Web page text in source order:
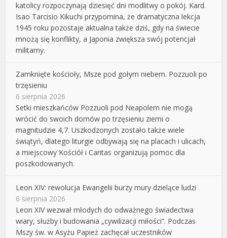
katolicy rozpoczynają dziesięć dni modlitwy o pokój. Kard.
Isao Tarcisio Kikuchi przypomina, że dramatyczna lekcja
1945 roku pozostaje aktualna także dziś, gdy na świecie
mnożą się konflikty, a Japonia zwiększa swój potencjał
militarny.
Zamknięte kościoły, Msze pod gołym niebem. Pozzuoli po
trzęsieniu
6 sierpnia 2026
Setki mieszkańców Pozzuoli pod Neapolem nie mogą
wrócić do swoich domów po trzęsieniu ziemi o
magnitudzie 4,7. Uszkodzonych zostało także wiele
świątyń, dlatego liturgie odbywają się na placach i ulicach,
a miejscowy Kościół i Caritas organizują pomoc dla
poszkodowanych.
Leon XIV: rewolucja Ewangelii burzy mury dzielące ludzi
6 sierpnia 2026
Leon XIV wezwał młodych do odważnego świadectwa
wiary, służby i budowania „cywilizacji miłości”. Podczas
Mszy św. w Asyżu Papież zachęcał uczestników